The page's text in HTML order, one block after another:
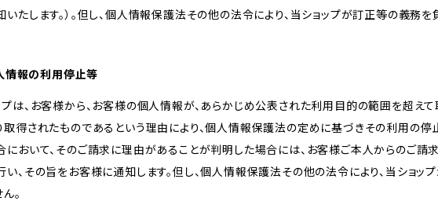
いたします。）。但し、個人情報保護法その他の法令により、当ショップが訂正等の義務
情報の利用停止等
プは、お客様から、お客様の個人情報が、あらかじめ公表された利用目的の範囲を超
取得されたものであるという理由により、個人情報保護法の定めに基づきその利用の停
において、そのご請求に理由があることが判明した場合には、お客様ご本人からのご
い、その旨をお客様に通知します。但し、個人情報保護法その他の法令により、当ショ
。